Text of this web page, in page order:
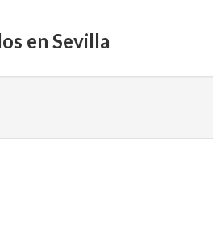
en Sevilla